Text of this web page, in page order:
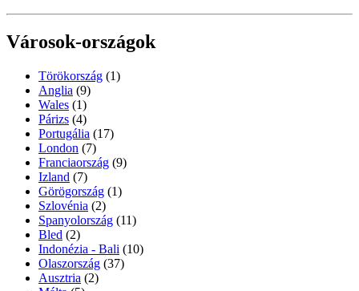
Városok-országok
Törökország (1)
Anglia (9)
Wales (1)
Párizs (4)
Portugália (17)
London (7)
Franciaország (9)
Izland (7)
Görögország (1)
Szlovénia (2)
Spanyolország (11)
Bled (2)
Indonézia - Bali (10)
Olaszország (37)
Ausztria (2)